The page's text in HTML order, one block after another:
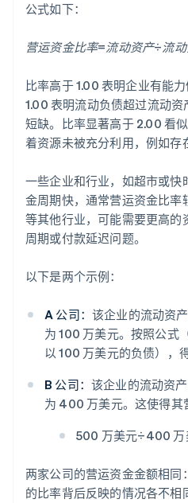
公式如下：
营运资金比率=流动资产÷流
比率高于 1.00 表明企业有能
1.00 表明流动负债超过流动
短缺。比率显著高于 2.00 看
着资源未被充分利用，例如存
一些企业和行业，如超市或
金周期快，通常营运资金比率
等其他行业，可能需要更高的
周期或付款延迟问题。
以下是两个示例：
A 公司： 该企业的流动资
为 100 万美元。按照公式
以 100 万美元的负债），
B 公司： 该企业的流动资
为 400 万美元。这使得其
500 万美元÷400 万
两家公司的营运资金金额相同
的比率背后反映的情况各不